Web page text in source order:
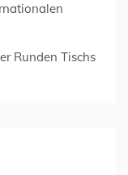
Runden Tischs